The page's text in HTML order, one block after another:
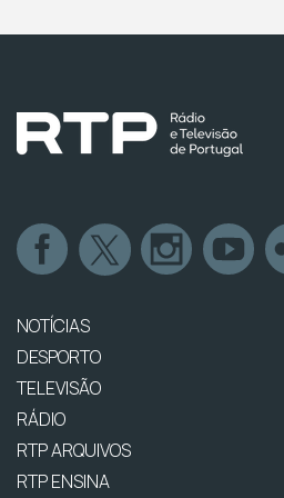
NOTÍCIAS
DESPORTO
TELEVISÃO
RÁDIO
RTP ARQUIVOS
RTP ENSINA